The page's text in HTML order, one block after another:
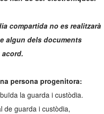
compartida no es realitzarà
algun dels documents
persona progenitora:
la guarda i custòdia.
de guarda i custòdia,